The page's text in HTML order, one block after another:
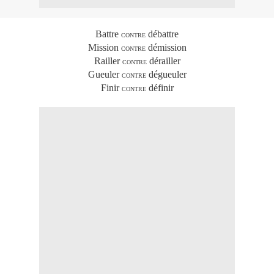
Battre CONTRE débattre
Mission CONTRE démission
Railler CONTRE dérailler
Gueuler CONTRE dégueuler
Finir CONTRE définir